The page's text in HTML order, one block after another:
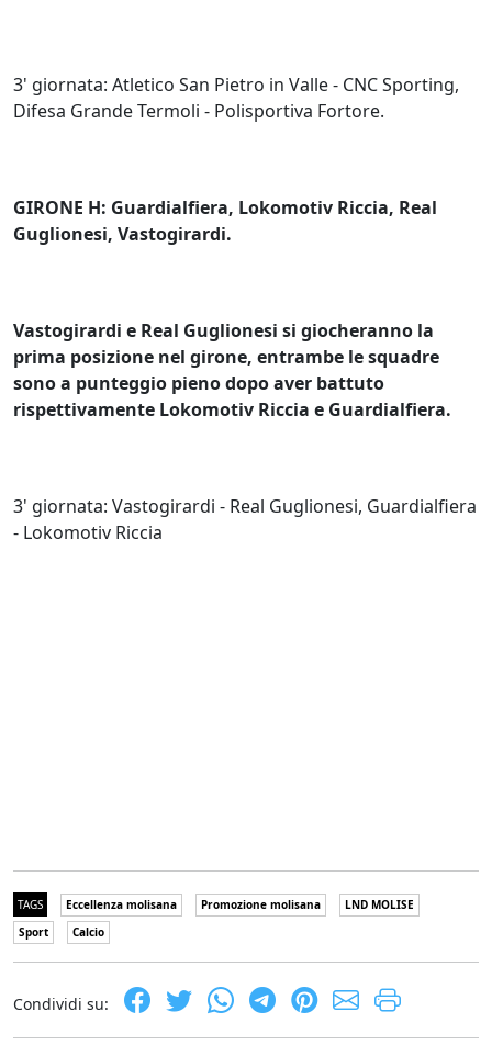
3' giornata: Atletico San Pietro in Valle - CNC Sporting,
Difesa Grande Termoli - Polisportiva Fortore.
GIRONE H: Guardialfiera, Lokomotiv Riccia, Real
Guglionesi, Vastogirardi.
Vastogirardi e Real Guglionesi si giocheranno la
prima posizione nel girone, entrambe le squadre
sono a punteggio pieno dopo aver battuto
rispettivamente Lokomotiv Riccia e Guardialfiera.
3' giornata: Vastogirardi - Real Guglionesi, Guardialfiera
- Lokomotiv Riccia
TAGS Eccellenza molisana Promozione molisana
LND MOLISE
Sport
Calcio
Condividi su: